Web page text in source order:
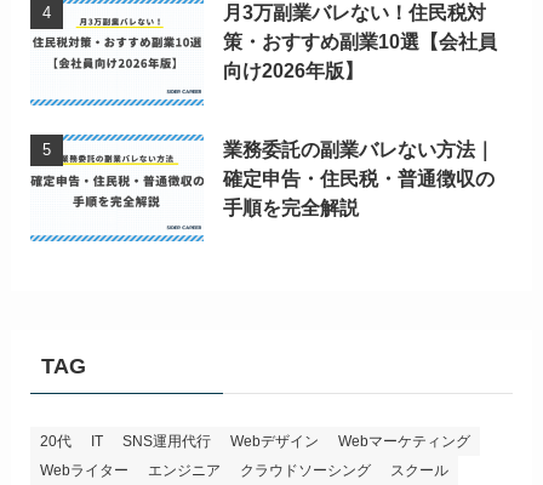
月3万副業バレない！住民税対
策・おすすめ副業10選【会社員
向け2026年版】
業務委託の副業バレない方法｜
確定申告・住民税・普通徴収の
手順を完全解説
TAG
20代 IT SNS運用代行 Webデザイン
Webマーケティング
Webライター
エンジニア クラウドソーシング スクール